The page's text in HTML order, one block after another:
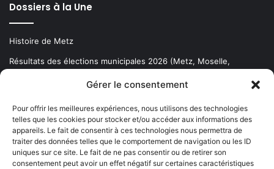
Gérer le consentement
Pour offrir les meilleures expériences, nous utilisons des technologies
telles que les cookies pour stocker et/ou accéder aux informations des
appareils. Le fait de consentir à ces technologies nous permettra de
traiter des données telles que le comportement de navigation ou les ID
uniques sur ce site. Le fait de ne pas consentir ou de retirer son
consentement peut avoir un effet négatif sur certaines caractéristiques
Dossiers à la Une
Histoire de Metz
Résultats des élections municipales 2026 (Metz, Moselle,
Newsletter gratuite